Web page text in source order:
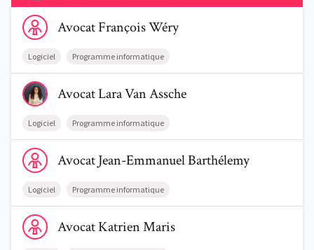
Voir le profil de AvocatFrançois Wéry
AvocatFrançoisWéry
Logiciel Programme informatique
Voir le profil de AvocatLara Van Assche
AvocatLaraVan Assche
Logiciel Programme informatique
Voir le profil de AvocatJean-Emmanuel Barthélemy
AvocatJean-EmmanuelBarthélemy
Logiciel Programme informatique
Voir le profil de AvocatKatrien Maris
AvocatKatrienMaris